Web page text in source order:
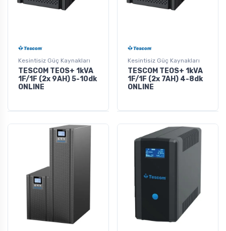
Kesintisiz Güç Kaynakları
TESCOM TEOS+ 1kVA
1F/1F (2x 9AH) 5-10dk
ONLINE
Kesintisiz Güç Kaynakları
TESCOM TEOS+ 1kVA
1F/1F (2x 7AH) 4-8dk
ONLINE